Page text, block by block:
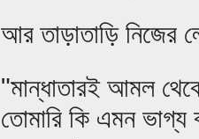
আর তাড়াতাড়ি নিজের
"মান্ধাতারই আমল
তোমারি কি এমন ভাগ্য